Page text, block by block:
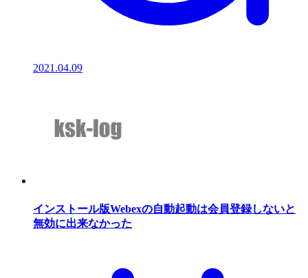
2021.04.09
インストール版Webexの自動起動は会員登録しないと
無効に出来なかった